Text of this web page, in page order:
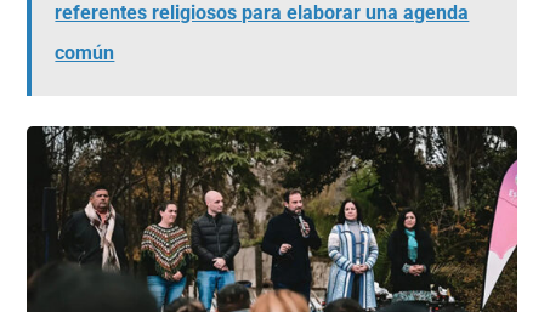
referentes religiosos para elaborar una agenda
común